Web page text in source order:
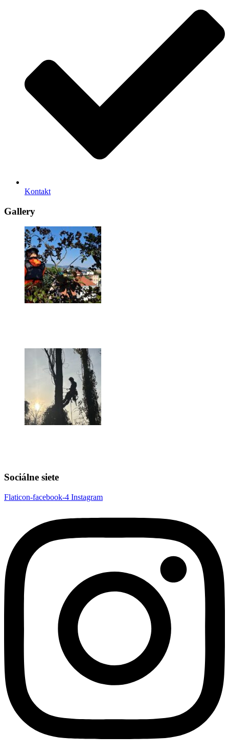
Kontakt
Gallery
Sociálne siete
Flaticon-facebook-4 Instagram